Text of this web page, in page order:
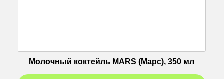
Молочный коктейль MARS (Марс), 350 мл